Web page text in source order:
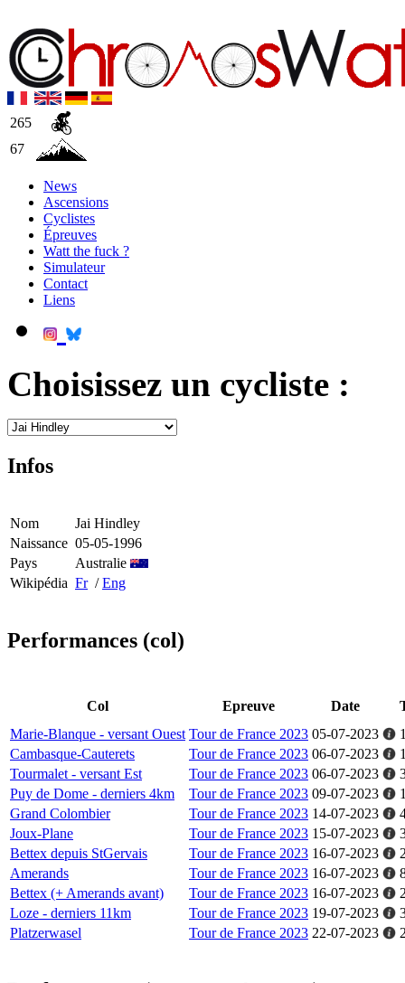
265
67
News
Ascensions
Cyclistes
Épreuves
Watt the fuck ?
Simulateur
Contact
Liens
Choisissez un cycliste :
Infos
Nom
Jai Hindley
Naissance 05-05-1996
Pays
Australie
Wikipédia Fr/Eng
Performances (col)
Col Epreuve Date
Marie-Blanque - versant Ouest Tour de France 2023 05-07-2023
Cambasque-Cauterets
Tour de France 2023 06-07-2023
Tourmalet - versant Est
Tour de France 2023 06-07-2023
Puy de Dome - derniers 4km
Tour de France 2023 09-07-2023
Grand Colombier
Tour de France 2023 14-07-2023
Joux-Plane
Tour de France 2023 15-07-2023
Bettex depuis StGervais
Tour de France 2023 16-07-2023
Amerands
Tour de France 2023 16-07-2023
Bettex (+ Amerands avant)
Tour de France 2023 16-07-2023
Loze - derniers 11km
Tour de France 2023 19-07-2023
Platzerwasel
Tour de France 2023 22-07-2023